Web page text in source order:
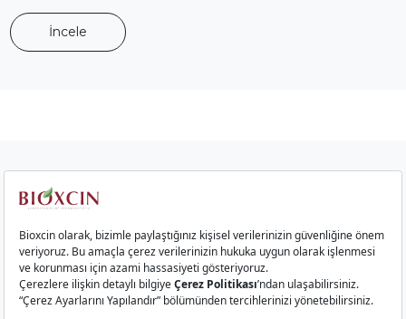
İncele
Kurumsal
Cilt Ürünleri
Gıda Takviyeleri
İletişim